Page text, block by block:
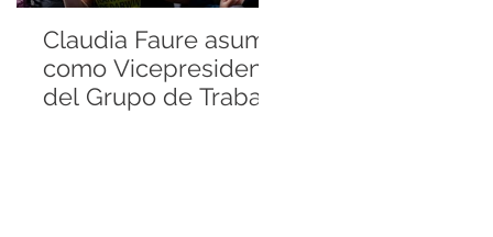
Claudia Faure asume
como Vicepresidenta
del Grupo de Trabajo